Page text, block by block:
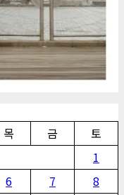
목 금
토
1
6 7
8